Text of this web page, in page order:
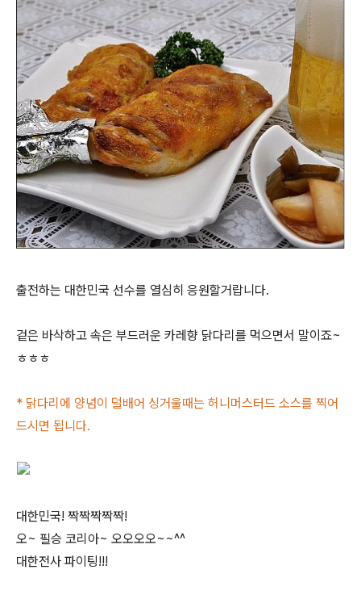
출전하는 대한민국 선수를 열심히 응원할거랍니다.
겉은 바삭하고 속은 부드러운 카레향 닭다리를 먹으면서 말이죠~
ㅎㅎㅎ
* 닭다리에 양념이 덜배어 싱거울때는 허니머스터드 소스를 찍어
드시면 됩니다.
대한민국! 짝짝짝짝짝!
오~ 필승 코리아~ 오오오오~~^^
대한전사 파이팅!!!